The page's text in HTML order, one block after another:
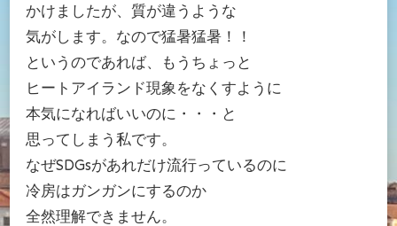
かけましたが、質が違うような
気がします。なので猛暑猛暑！！
というのであれば、もうちょっと
ヒートアイランド現象をなくすように
本気になればいいのに・・・と
思ってしまう私です。
なぜSDGsがあれだけ流行っているのに
冷房はガンガンにするのか
全然理解できません。